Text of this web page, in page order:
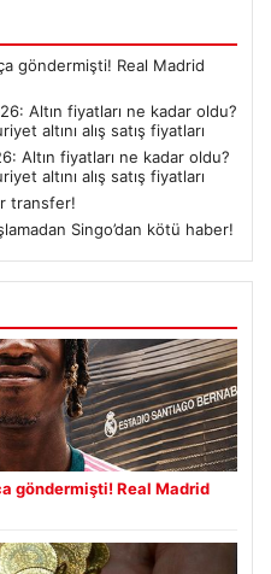
göndermişti! Real Madrid
Altın fiyatları ne kadar oldu?
altını alış satış fiyatları
Altın fiyatları ne kadar oldu?
altını alış satış fiyatları
transfer!
Singo’dan kötü haber!
göndermişti! Real Madrid